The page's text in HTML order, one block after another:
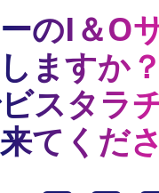
のI＆O
ますか
スタラ
てくだ